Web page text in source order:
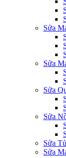
Sửa
Sửa
Sửa
Sửa
Sửa
Sửa